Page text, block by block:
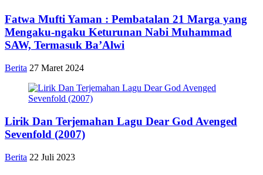
Fatwa Mufti Yaman : Pembatalan 21 Marga yang
Mengaku-ngaku Keturunan Nabi Muhammad
SAW, Termasuk Ba’Alwi
Berita 27 Maret 2024
Lirik Dan Terjemahan Lagu Dear God Avenged
Sevenfold (2007)
Berita 22 Juli 2023